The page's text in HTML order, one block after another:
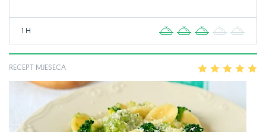
1 H 2 3 4
RECEPT MJESECA 2 3 4